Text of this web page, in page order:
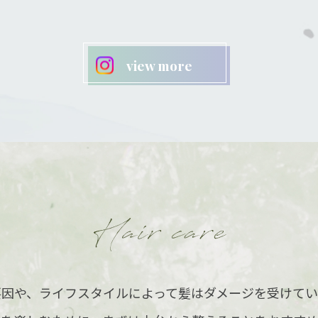
Load More Follow on Instagram
view more
や、ライフスタイルによって髪はダメージを受けて